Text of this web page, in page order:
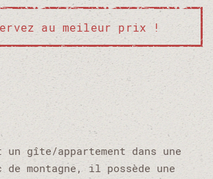
au meileur prix !
un gîte/appartement dans une
de montagne, il possède une